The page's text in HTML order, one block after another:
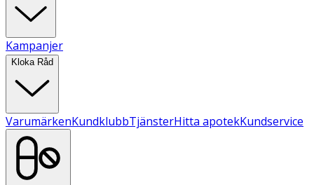
Kampanjer
Kloka Råd
VarumärkenKundklubbTjänsterHitta apotekKundservice